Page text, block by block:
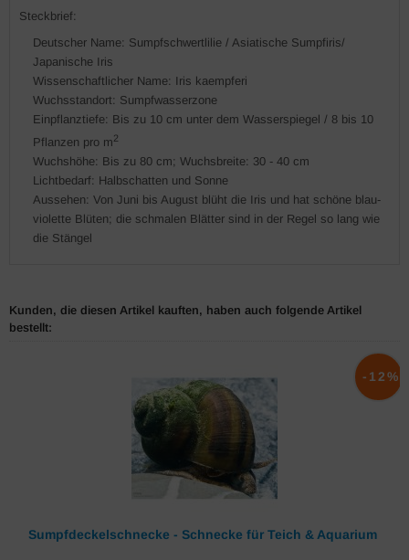
Steckbrief:
Deutscher Name: Sumpfschwertlilie / Asiatische Sumpfiris/
Japanische Iris
Wissenschaftlicher Name: Iris kaempferi
Wuchsstandort: Sumpfwasserzone
Einpflanztiefe: Bis zu 10 cm unter dem Wasserspiegel / 8 bis 10
Pflanzen pro m2
Wuchshöhe: Bis zu 80 cm; Wuchsbreite: 30 - 40 cm
Lichtbedarf: Halbschatten und Sonne
Aussehen: Von Juni bis August blüht die Iris und hat schöne blau-
violette Blüten; die schmalen Blätter sind in der Regel so lang wie
die Stängel
Kunden, die diesen Artikel kauften, haben auch folgende Artikel
bestellt:
Sumpfdeckelschnecke - Schnecke für Teich & Aquarium
-12%